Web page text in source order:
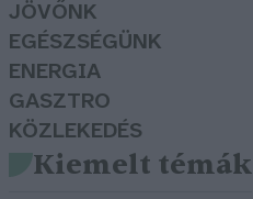
JÖVŐNK
EGÉSZSÉGÜNK
ENERGIA
GASZTRO
KÖZLEKEDÉS
Kiemelt témák